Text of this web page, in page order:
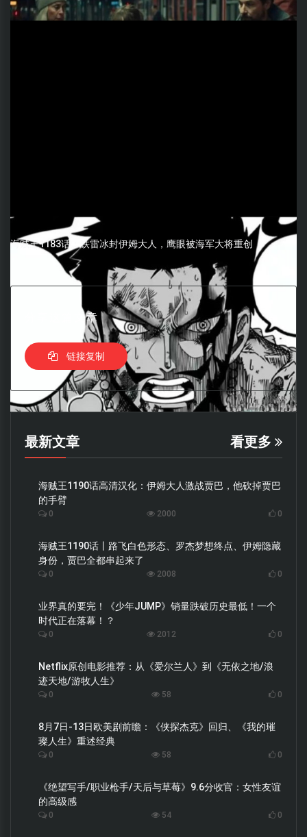
海贼王1183话：铁雷冰封伊姆大人，鹰眼被海军大将重创
分享这篇文章
链接复制
最新文章 看更多
海贼王1190话高清汉化：伊姆大人激战贾巴，他砍掉贾巴
的手臂
0 2000 0
海贼王1190话丨路飞白色形态、罗杰梦想终点、伊姆隐藏
身份，贾巴全都串起来了
0 2008 0
业界真的要完！《少年JUMP》销量跌破历史最低！一个
时代正在落幕！？
0 2012 0
Netflix原创电影推荐：从《爱尔兰人》到《无依之地/浪
迹天地/游牧人生》
0 58 0
8月7日-13日欧美剧前瞻：《侠探杰克》回归、《我的璀
璨人生》重述经典
0 58 0
《绝望写手/职业枪手/天后与草莓》9.6分收官：女性友谊
的高级感
0 54 0